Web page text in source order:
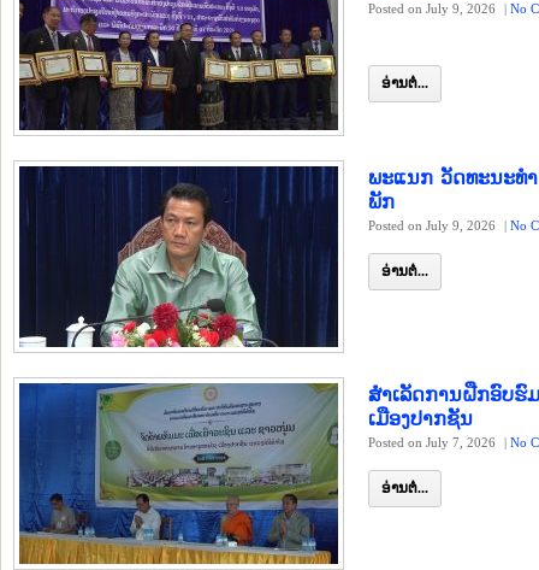
Posted on July 9, 2026 | No
ອ່ານຕໍ່...
ພະແນກ ວັດທະນະທ
ພັກ
Posted on July 9, 2026 | No
ອ່ານຕໍ່...
ສຳເລັດການຝືກອົບຮົ
ເມືອງປາກຊັນ
Posted on July 7, 2026 | No
ອ່ານຕໍ່...